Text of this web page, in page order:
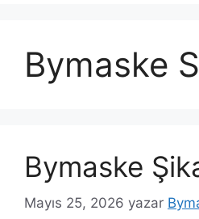
Bymaske
Bymaske
Mayıs 25, 2026 yazar